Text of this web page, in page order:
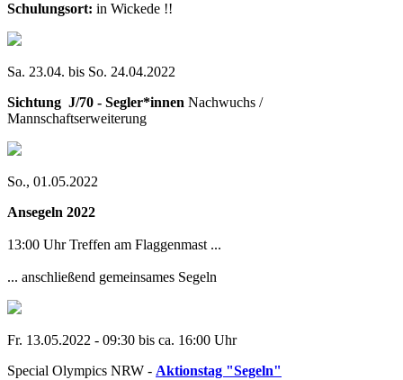
Schulungsort: in Wickede !!
Sa. 23.04. bis So. 24.04.2022
Sichtung J/70 - Segler*innen Nachwuchs /
Mannschaftserweiterung
So., 01.05.2022
Ansegeln 2022
13:00 Uhr Treffen am Flaggenmast ...
... anschließend gemeinsames Segeln
Fr. 13.05.2022 - 09:30 bis ca. 16:00 Uhr
Special Olympics NRW - Aktionstag "Segeln"